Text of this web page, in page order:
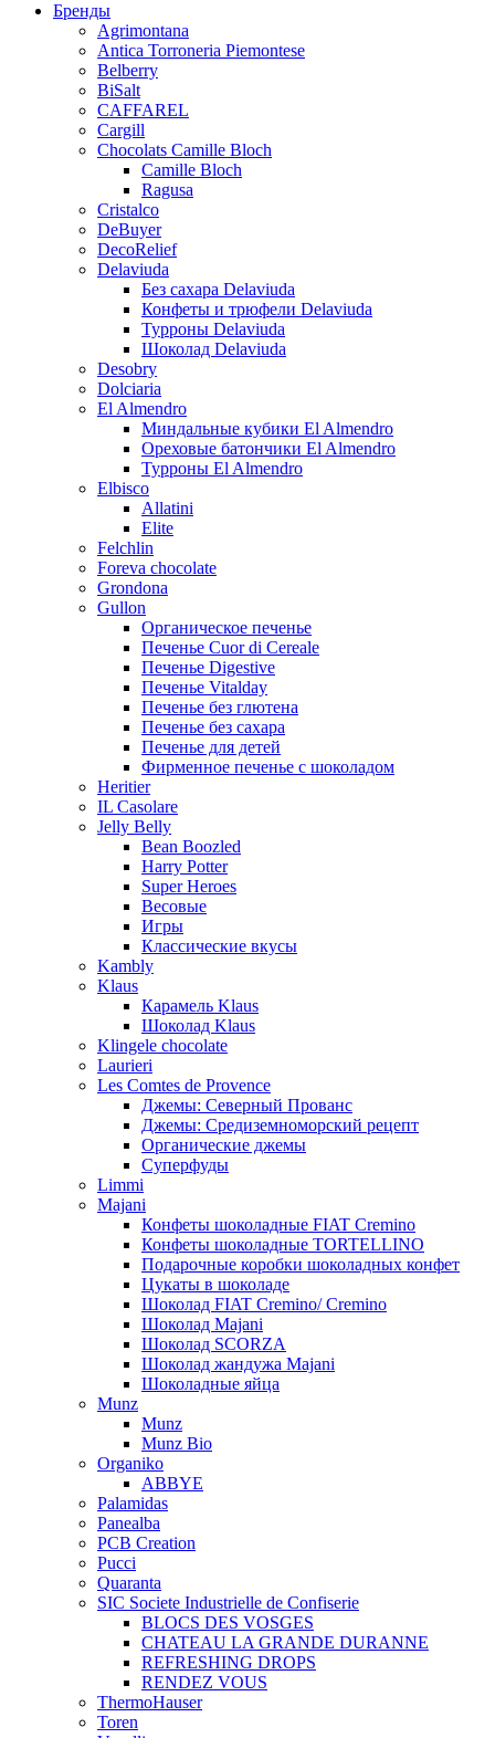
Бренды
Agrimontana
Antica Torroneria Piemontese
Belberry
BiSalt
CAFFAREL
Cargill
Chocolats Camille Bloch
Camille Bloch
Ragusa
Cristalco
DeBuyer
DecoRelief
Delaviuda
Без сахара Delaviuda
Конфеты и трюфели Delaviuda
Турроны Delaviuda
Шоколад Delaviuda
Desobry
Dolciaria
El Almendro
Миндальные кубики El Almendro
Ореховые батончики El Almendro
Турроны El Almendro
Elbisco
Allatini
Elite
Felchlin
Foreva chocolate
Grondona
Gullon
Органическое печенье
Печенье Cuor di Cereale
Печенье Digestive
Печенье Vitalday
Печенье без глютена
Печенье без сахара
Печенье для детей
Фирменное печенье с шоколадом
Heritier
IL Casolare
Jelly Belly
Bean Boozled
Harry Potter
Super Heroes
Весовые
Игры
Классические вкусы
Kambly
Klaus
Карамель Klaus
Шоколад Klaus
Klingele chocolate
Laurieri
Les Comtes de Provence
Джемы: Северный Прованс
Джемы: Средиземноморский рецепт
Органические джемы
Суперфуды
Limmi
Majani
Конфеты шоколадные FIAT Cremino
Конфеты шоколадные TORTELLINO
Подарочные коробки шоколадных конфет
Цукаты в шоколаде
Шоколад FIAT Cremino/ Cremino
Шоколад Majani
Шоколад SCORZA
Шоколад жандужа Majani
Шоколадные яйца
Munz
Munz
Munz Bio
Organiko
ABBYE
Palamidas
Panealba
PCB Creation
Pucci
Quaranta
SIC Societe Industrielle de Confiserie
BLOCS DES VOSGES
CHATEAU LA GRANDE DURANNE
REFRESHING DROPS
RENDEZ VOUS
ThermoHauser
Toren